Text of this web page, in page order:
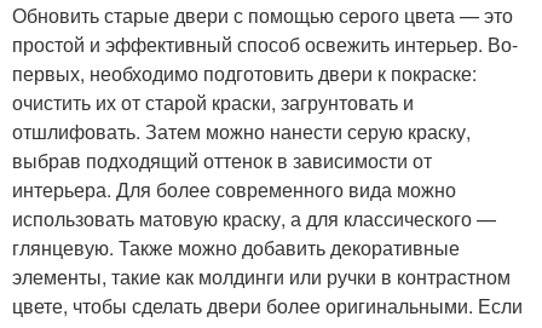
Обновить старые двери с помощью серого цвета — это
простой и эффективный способ освежить интерьер. Во-
первых, необходимо подготовить двери к покраске:
очистить их от старой краски, загрунтовать и
отшлифовать. Затем можно нанести серую краску,
выбрав подходящий оттенок в зависимости от
интерьера. Для более современного вида можно
использовать матовую краску, а для классического —
глянцевую. Также можно добавить декоративные
элементы, такие как молдинги или ручки в контрастном
цвете, чтобы сделать двери более оригинальными. Если